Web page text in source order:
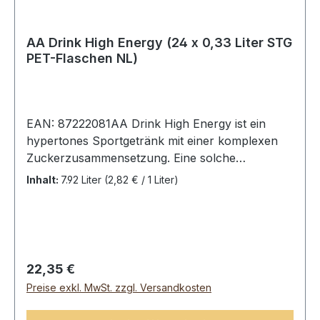
AA Drink High Energy (24 x 0,33 Liter STG
PET-Flaschen NL)
EAN: 87222081AA Drink High Energy ist ein
hypertones Sportgetränk mit einer komplexen
Zuckerzusammensetzung. Eine solche
Zusammensetzung ist von großer Bedeutung für
Glykogen (Energie) Speicher in den Muskeln
maximal aufzufüllen. Auch nach längerer
Belastung sollte der Energieverlust in den
Inhalt: 7.92 Liter (2,82 € / 1 Liter)
Regulärer Preis:
22,35 €
Preise exkl. MwSt. zzgl. Versandkosten